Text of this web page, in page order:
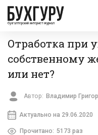
бухгалтерский интернет-журнал
Отработка при
собственному
или нет?
Автор: Владимир
Актуально на 29.06.2020
Прочитано: 5173 раз